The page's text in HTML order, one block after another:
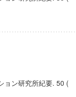
ョン研究所紀要. 50 (